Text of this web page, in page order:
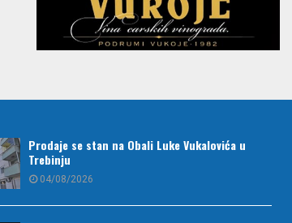
Prodaje se stan na Obali Luke Vukalovića u
Trebinju
04/08/2026